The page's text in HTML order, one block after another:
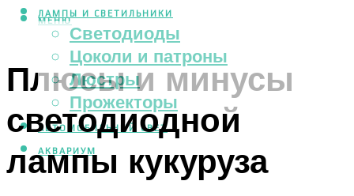
ЛАМПЫ И СВЕТИЛЬНИКИ
Светодиоды
Цоколи и патроны
Люстры
Прожекторы
АВТОМОБИЛЬНЫЙ СВЕТ
АКВАРИУМ
МЕНЮ
Плюсы и минусы
светодиодной
лампы кукуруза